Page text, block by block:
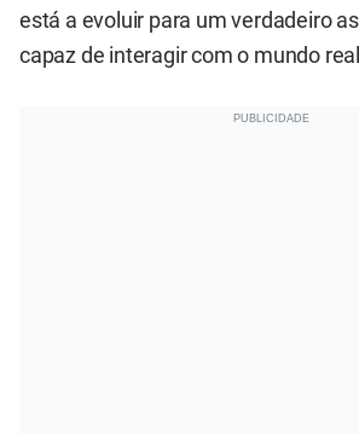
está a evoluir para um verdadeiro
capaz de interagir com o mundo